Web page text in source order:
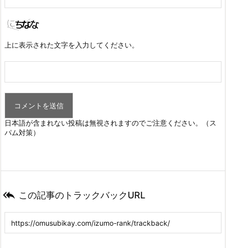
上に表示された文字を入力してください。
日本語が含まれない投稿は無視されますのでご注意ください。（ス
パム対策）
 この記事のトラックバックURL